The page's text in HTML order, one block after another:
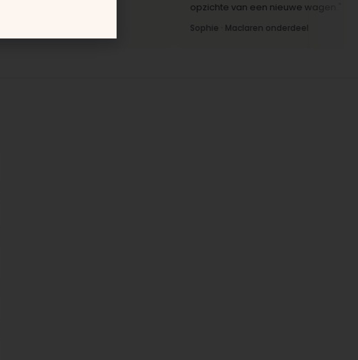
opzichte van een nieuwe wagen."
Sophie · Maclaren onderdeel